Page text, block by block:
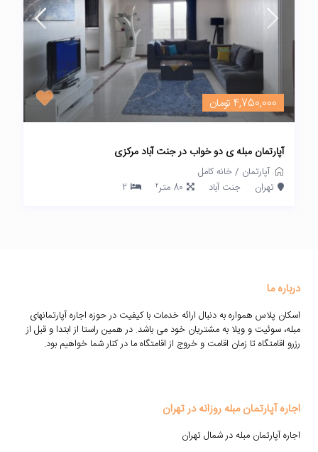
4,750,000 تومان
آپارتمان مبله ی دو خواب در جنت آباد مرکزی
آپارتمان /خانه کامل
تهران
جنت آباد 80 متر 2
2
درباره ما
اسکان پلاس همواره به دنبال ارائه خدمات با کیفیت در حوزه اجاره آپارتمانهای
مبله، سوئیت و ویلا به مشتریان خود می باشد. در همین راستا از ابتدا و قبل از
رزرو اقامتگاه تا زمان اقامت و خروج از اقامتگاه ما در کنار شما خواهیم بود.
اجاره آپارتمان مبله روزانه در تهران
اجاره آپارتمان مبله در شمال تهران